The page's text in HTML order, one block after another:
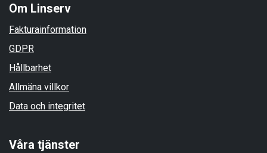
Om Linserv
Fakturainformation
GDPR
Hållbarhet
Allmäna villkor
Data och integritet
Våra tjänster